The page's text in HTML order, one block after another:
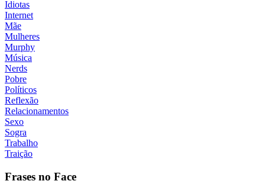
Idiotas
Internet
Mãe
Mulheres
Murphy
Música
Nerds
Pobre
Políticos
Reflexão
Relacionamentos
Sexo
Sogra
Trabalho
Traição
Frases no Face